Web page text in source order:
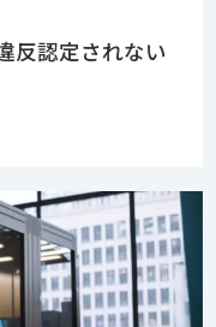
反認定されない